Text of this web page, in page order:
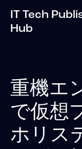
IT Tech
Hub
重機エ
で仮想
ホリス